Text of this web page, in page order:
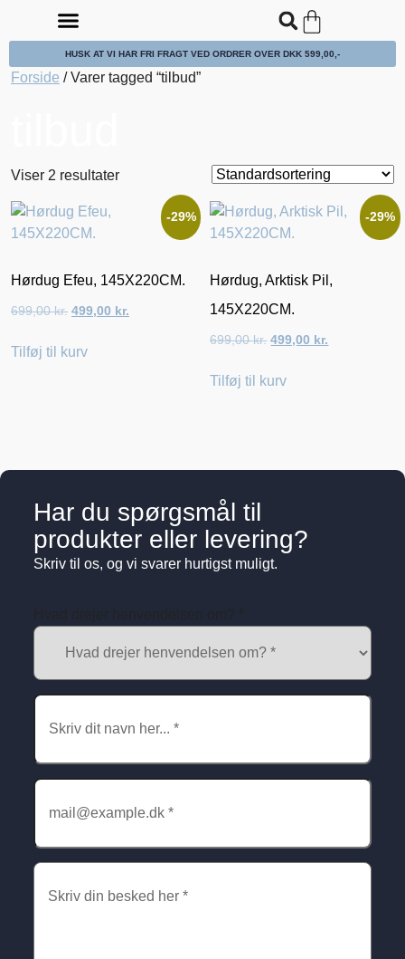
HUSK AT VI HAR FRI FRAGT VED ORDRER OVER DKK 599,00,-
Forside / Varer tagged “tilbud”
Viser 2 resultater
-29%
Hørdug Efeu, 145X220CM.
699,00kr. 499,00 kr.
Tilføj til kurv
-29%
Hørdug, Arktisk Pil,
145X220CM.
699,00kr. 499,00 kr.
Tilføj til kurv
Har du spørgsmål til
produkter eller levering?
Skriv til os, og vi svarer hurtigst muligt.
drejer
henvendelsen
om?
(Påkrævet)
Navn
Skriv
din
mail
Skriv
din